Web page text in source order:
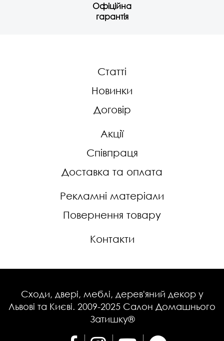
Офіційна
гарантія
Статті
Новинки
Договір
Акції
Співпраця
Доставка та оплата
Рекламні матеріали
Повернення товару
Контакти
Сходи, двері, меблі, дерев'яний декор у
Львові та Києві. 2009-2025 Салон Домашнього
Затишку®